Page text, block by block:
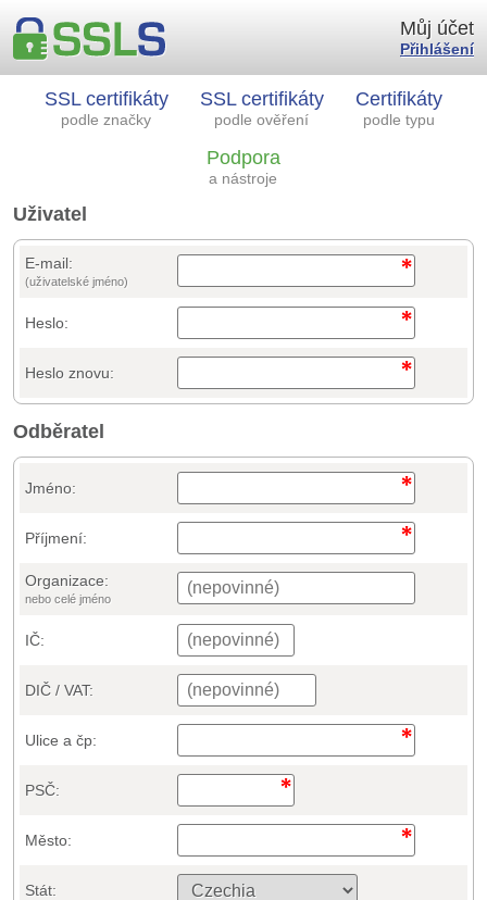
SSL certifikáty
podle značky
SSL certifikáty
podle ověření
Certifikáty
podle typu
Podpora
a nástroje
Můj účet
Přihlášení
Uživatel
E-mail:
(uživatelské jméno)
Heslo:
Heslo znovu:
Odběratel
Jméno:
Příjmení:
Organizace:
nebo celé jméno
IČ:
DIČ / VAT:
Ulice a čp:
PSČ:
Město:
Stát: